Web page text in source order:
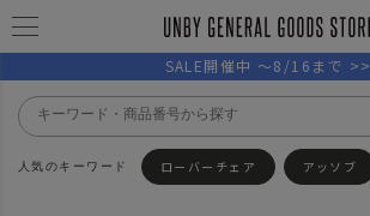
SALE開催中 ～8/16まで >>
ローバーチェア アッソブ